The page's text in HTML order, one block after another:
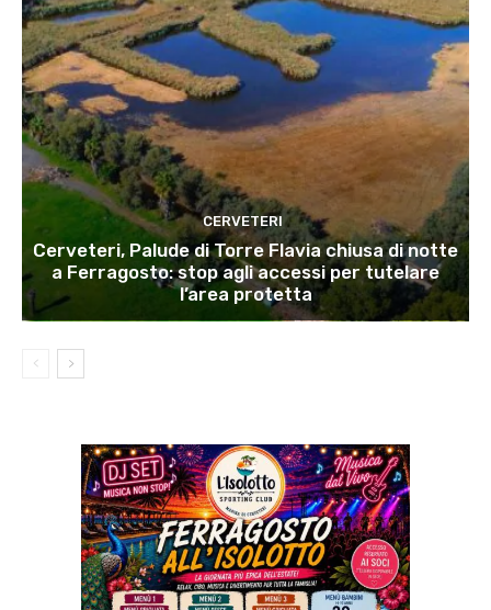
CERVETERI
Cerveteri, Palude di Torre Flavia chiusa di notte
a Ferragosto: stop agli accessi per tutelare
l’area protetta